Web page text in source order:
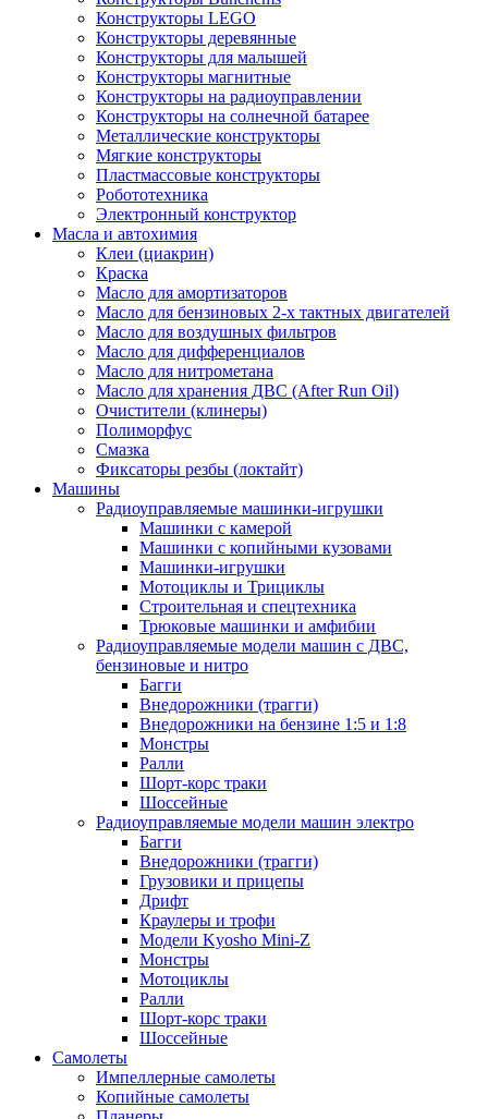
Конструкторы LEGO
Конструкторы деревянные
Конструкторы для малышей
Конструкторы магнитные
Конструкторы на радиоуправлении
Конструкторы на солнечной батарее
Металлические конструкторы
Мягкие конструкторы
Пластмассовые конструкторы
Робототехника
Электронный конструктор
Масла и автохимия
Клеи (циакрин)
Краска
Масло для амортизаторов
Масло для бензиновых 2-х тактных двигателей
Масло для воздушных фильтров
Масло для дифференциалов
Масло для нитрометана
Масло для хранения ДВС (After Run Oil)
Очистители (клинеры)
Полиморфус
Смазка
Фиксаторы резбы (локтайт)
Машины
Радиоуправляемые машинки-игрушки
Машинки с камерой
Машинки с копийными кузовами
Машинки-игрушки
Мотоциклы и Трициклы
Строительная и спецтехника
Трюковые машинки и амфибии
Радиоуправляемые модели машин с ДВС,
бензиновые и нитро
Багги
Внедорожники (трагги)
Внедорожники на бензине 1:5 и 1:8
Монстры
Ралли
Шорт-корс траки
Шоссейные
Радиоуправляемые модели машин электро
Багги
Внедорожники (трагги)
Грузовики и прицепы
Дрифт
Краулеры и трофи
Модели Kyosho Mini-Z
Монстры
Мотоциклы
Ралли
Шорт-корс траки
Шоссейные
Самолеты
Импеллерные самолеты
Копийные самолеты